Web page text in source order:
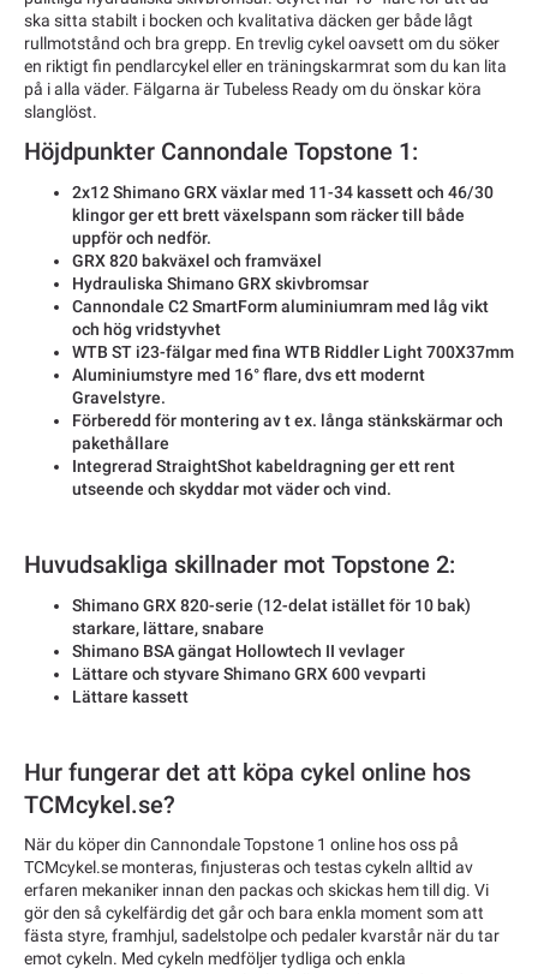
ska sitta stabilt i bocken och kvalitativa däcken ger både lågt
rullmotstånd och bra grepp. En trevlig cykel oavsett om du söker
en riktigt fin pendlarcykel eller en träningskarmrat som du kan lita
på i alla väder. Fälgarna är Tubeless Ready om du önskar köra
slanglöst.
Höjdpunkter Cannondale Topstone 1:
2x12 Shimano GRX växlar med 11-34 kassett och 46/30
klingor ger ett brett växelspann som räcker till både
uppför och nedför.
GRX 820 bakväxel och framväxel
Hydrauliska Shimano GRX skivbromsar
Cannondale C2 SmartForm aluminiumram med låg vikt
och hög vridstyvhet
WTB ST i23-fälgar med fina WTB Riddler Light 700X37mm
Aluminiumstyre med 16° flare, dvs ett modernt
Gravelstyre.
Förberedd för montering av t ex. långa stänkskärmar och
pakethållare
Integrerad StraightShot kabeldragning ger ett rent
utseende och skyddar mot väder och vind.
Huvudsakliga skillnader mot Topstone 2:
Shimano GRX 820-serie (12-delat istället för 10 bak)
starkare, lättare, snabare
Shimano BSA gängat Hollowtech II vevlager
Lättare och styvare Shimano GRX 600 vevparti
Lättare kassett
Hur fungerar det att köpa cykel online hos
TCMcykel.se?
När du köper din Cannondale Topstone 1 online hos oss på
TCMcykel.se monteras, finjusteras och testas cykeln alltid av
erfaren mekaniker innan den packas och skickas hem till dig. Vi
gör den så cykelfärdig det går och bara enkla moment som att
fästa styre, framhjul, sadelstolpe och pedaler kvarstår när du tar
emot cykeln. Med cykeln medföljer tydliga och enkla